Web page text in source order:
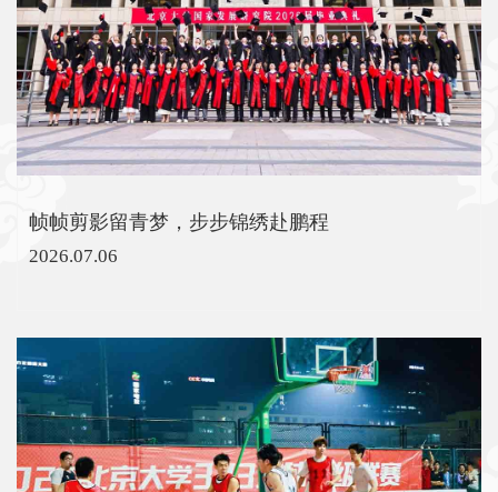
帧帧剪影留青梦，步步锦绣赴鹏程
2026.07.06